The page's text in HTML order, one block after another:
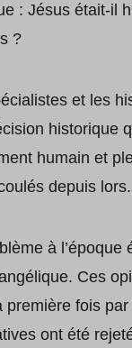
: Jésus était-
?
et les
historique
humain et
depuis lors.
à l’époque
Ces
première fois
ont été